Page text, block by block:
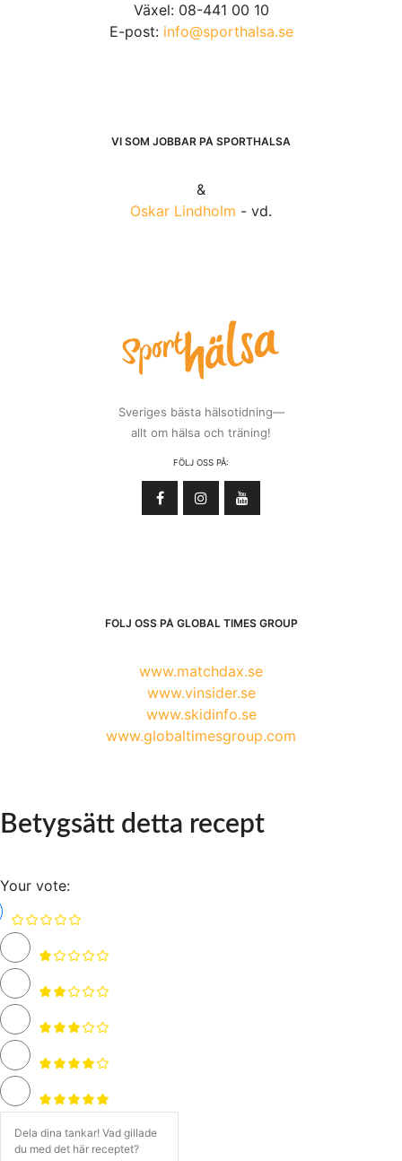
Växel: 08-441 00 10
E-post: info@sporthalsa.se
VI SOM JOBBAR PÅ SPORTHÄLSA
&
Oskar Lindholm - vd.
Sveriges bästa hälsotidning—
allt om hälsa och träning!
FÖLJ OSS PÅ:
FÖLJ OSS PÅ GLOBAL TIMES GROUP
www.matchdax.se
www.vinsider.se
www.skidinfo.se
www.globaltimesgroup.com
Betygsätt detta recept
Your vote: